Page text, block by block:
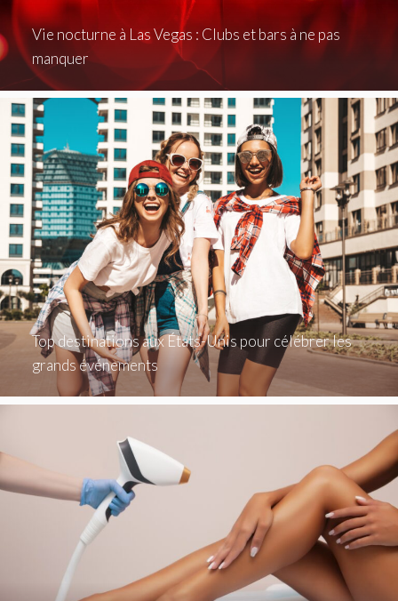
Vie nocturne à Las Vegas : Clubs et bars à ne pas
manquer
Top destinations aux États-Unis pour célébrer les
grands événements